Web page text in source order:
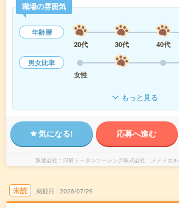
職場の雰囲気
年齢層
20代
30代 40代
男女比率
女性
もっと見る
気になる! 応募へ進む
派遣会社 日研トータルソーシング株式会社 メディカ
未読 掲載日 2026/07/29